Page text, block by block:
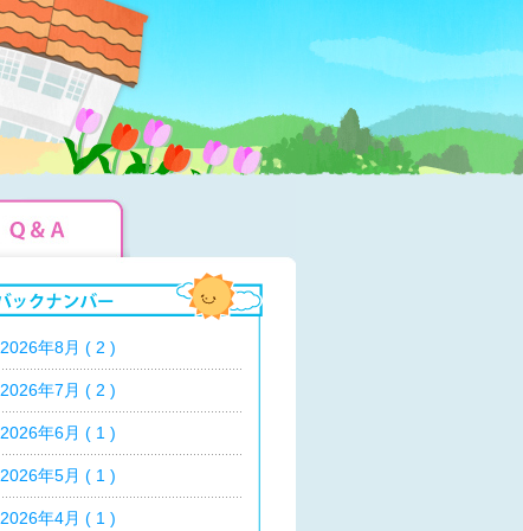
2026年8月 ( 2 )
2026年7月 ( 2 )
2026年6月 ( 1 )
2026年5月 ( 1 )
2026年4月 ( 1 )